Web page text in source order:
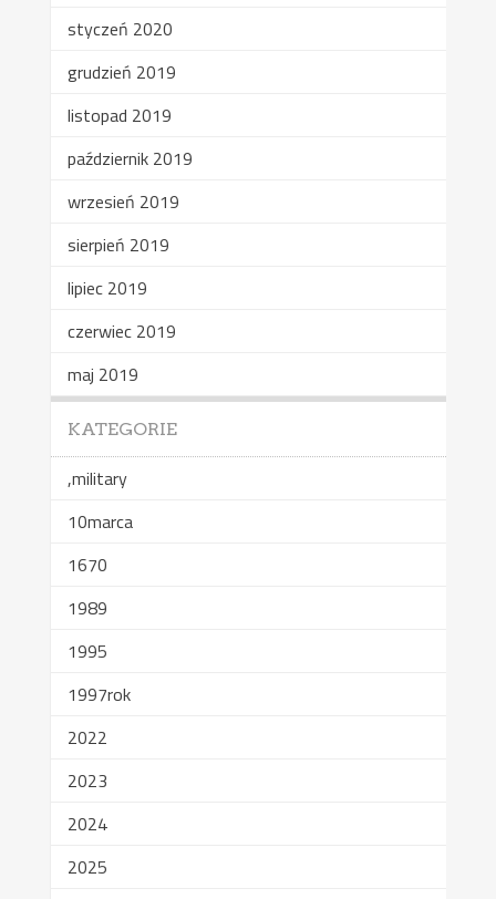
styczeń 2020
grudzień 2019
listopad 2019
październik 2019
wrzesień 2019
sierpień 2019
lipiec 2019
czerwiec 2019
maj 2019
KATEGORIE
,military
10marca
1670
1989
1995
1997rok
2022
2023
2024
2025